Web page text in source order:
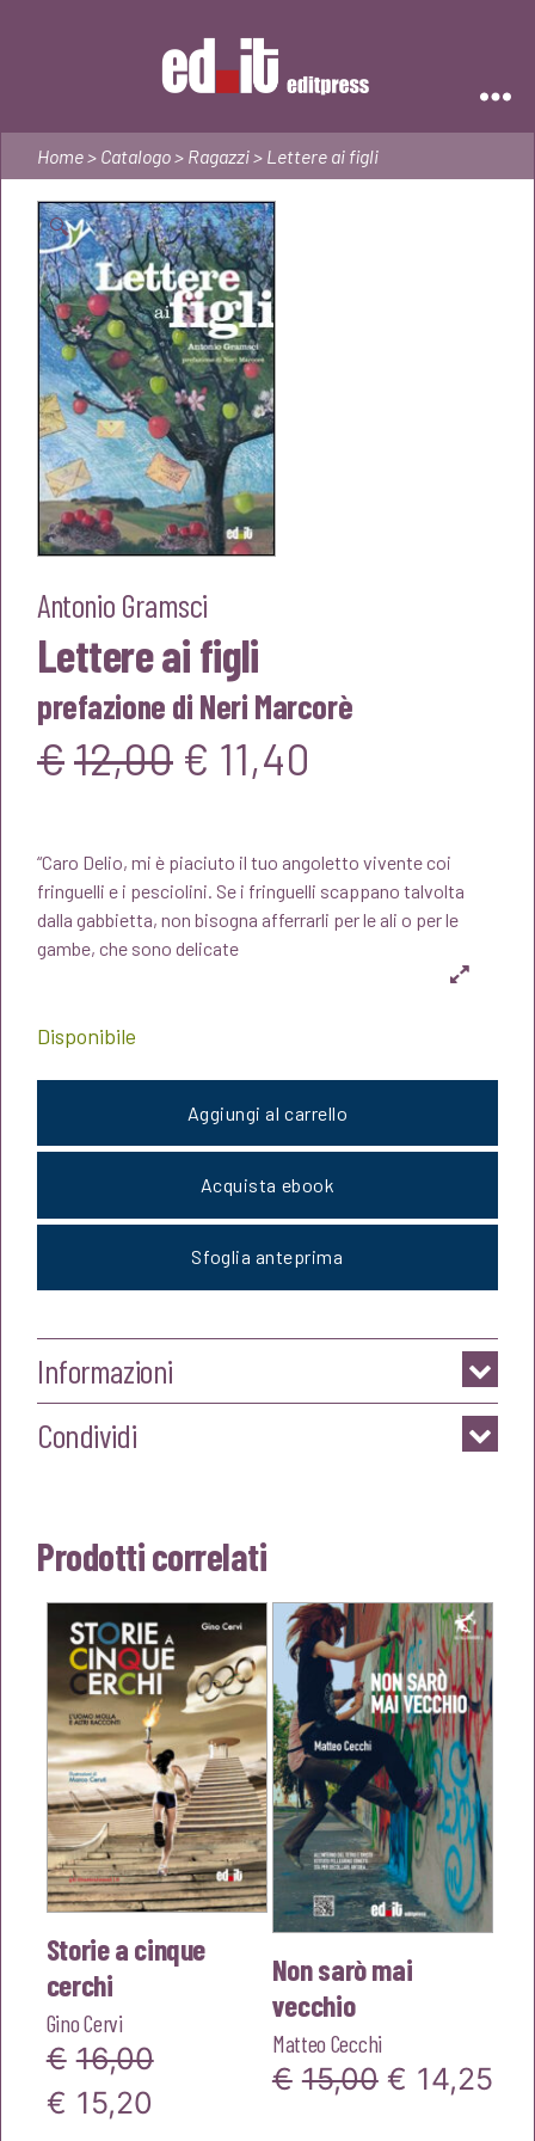
Home> Catalogo> Ragazzi> Lettere ai figli
🔍
Antonio Gramsci
Lettere ai figli
prefazione di Neri Marcorè
€12,00 Il
originale
era:
€ 11,40
attuale
“Caro Delio, mi è piaciuto il tuo angoletto vivente coi
fringuelli e i pesciolini. Se i fringuelli scappano talvolta
dalla gabbietta, non bisogna afferrarli per le ali o per le
gambe, che sono delicate
Disponibile
Aggiungi al carrello
Acquista ebook
Sfoglia anteprima
Informazioni
Condividi
Prodotti correlati
Storie a cinque
cerchi
Gino Cervi
€ 16,00
Il
€ 15,20
Non sarò mai
vecchio
Matteo Cecchi
€ 15,00 Il
€ 14,25Il